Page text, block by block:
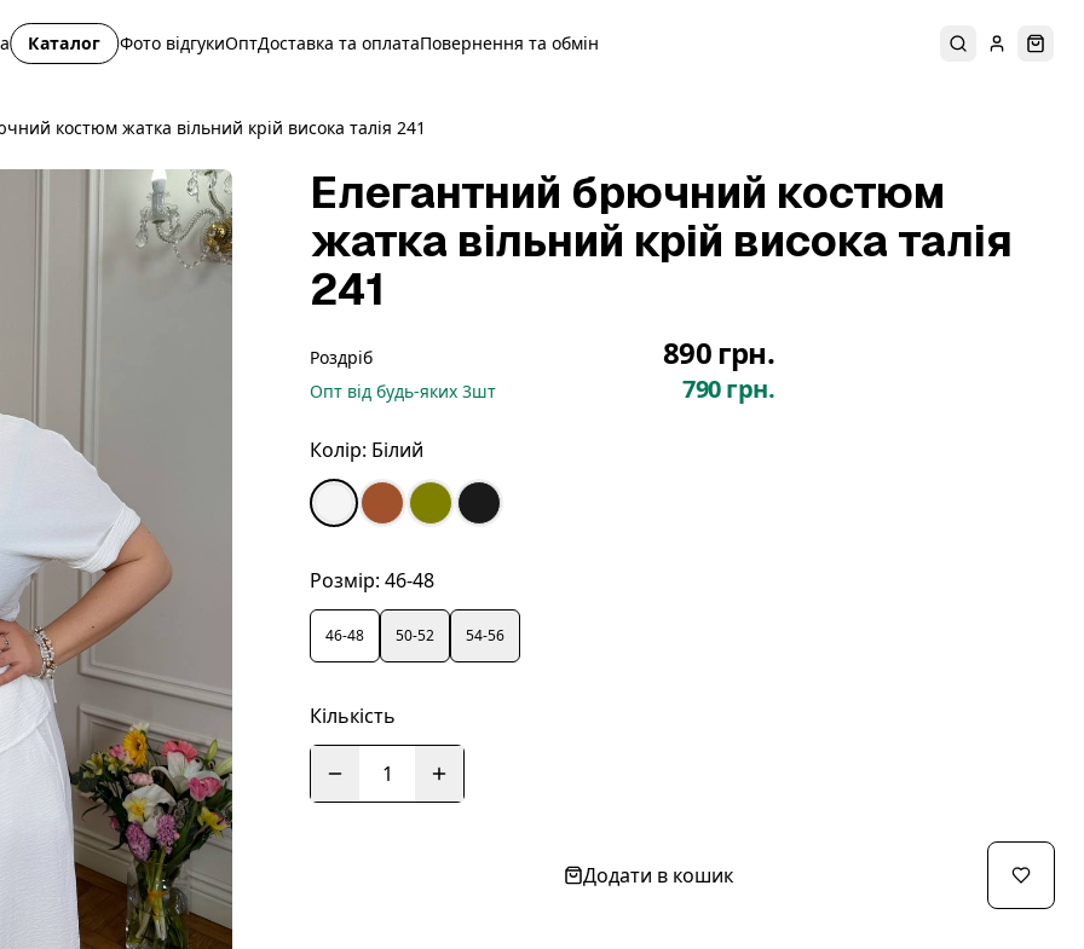
Каталог Фото відгукиОптДоставка та оплатаПовернення та обмін ПошукУвійти
костюм жатка вільний крій висока талія 241
Елегантний брючний костюм
жатка вільний крій висока талія
241
Роздріб 890 грн.
Опт від будь-яких 3шт 790 грн.
Колір: Білий
Розмір: 46-48
46-48 50-52 54-56
Кількість
1
Додати в кошик